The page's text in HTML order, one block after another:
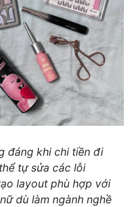
đáng khi chi tiền đi
tự sửa các lỗi
layout phù hợp với
dù làm ngành nghề